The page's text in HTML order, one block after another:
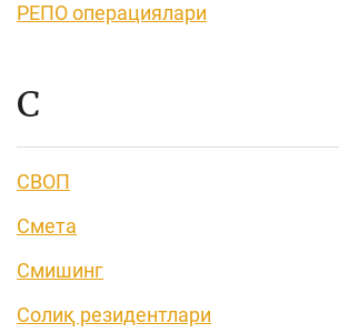
РЕПО операциялари
С
СВОП
Смета
Смишинг
Солиқ резидентлари